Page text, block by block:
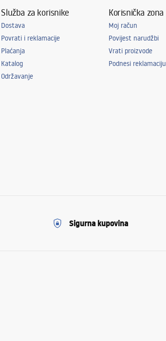
Služba za korisnike
Dostava
Povrati i reklamacije
Plaćanja
Katalog
Održavanje
Korisnička zona
Moj račun
Povijest narudžbi
Vrati proizvode
Podnesi reklamaciju
Sigurna kupovina